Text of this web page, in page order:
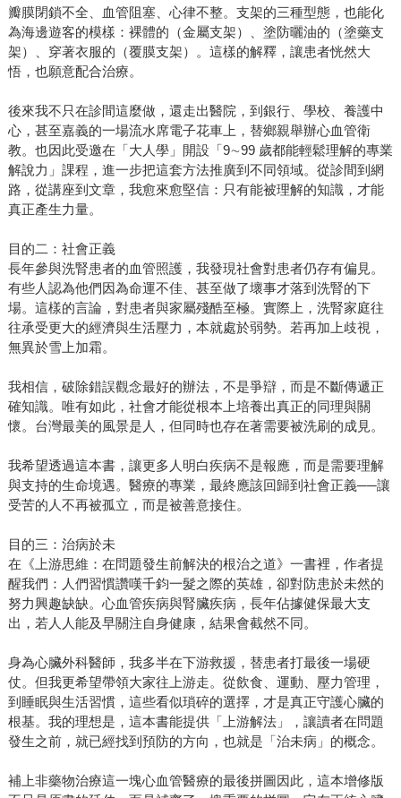
瓣膜閉鎖不全、血管阻塞、心律不整。支架的三種型態，也能化
為海邊遊客的模樣：裸體的（金屬支架）、塗防曬油的（塗藥支
架）、穿著衣服的（覆膜支架）。這樣的解釋，讓患者恍然大
悟，也願意配合治療。
後來我不只在診間這麼做，還走出醫院，到銀行、學校、養護中
心，甚至嘉義的一場流水席電子花車上，替鄉親舉辦心血管衛
教。也因此受邀在「大人學」開設「9∼99 歲都能輕鬆理解的專業
解說力」課程，進一步把這套方法推廣到不同領域。從診間到網
路，從講座到文章，我愈來愈堅信：只有能被理解的知識，才能
真正產生力量。
目的二：社會正義
長年參與洗腎患者的血管照護，我發現社會對患者仍存有偏見。
有些人認為他們因為命運不佳、甚至做了壞事才落到洗腎的下
場。這樣的言論，對患者與家屬殘酷至極。實際上，洗腎家庭往
往承受更大的經濟與生活壓力，本就處於弱勢。若再加上歧視，
無異於雪上加霜。
我相信，破除錯誤觀念最好的辦法，不是爭辯，而是不斷傳遞正
確知識。唯有如此，社會才能從根本上培養出真正的同理與關
懷。台灣最美的風景是人，但同時也存在著需要被洗刷的成見。
我希望透過這本書，讓更多人明白疾病不是報應，而是需要理解
與支持的生命境遇。醫療的專業，最終應該回歸到社會正義──讓
受苦的人不再被孤立，而是被善意接住。
目的三：治病於未
在《上游思維：在問題發生前解決的根治之道》一書裡，作者提
醒我們：人們習慣讚嘆千鈞一髮之際的英雄，卻對防患於未然的
努力興趣缺缺。心血管疾病與腎臟疾病，長年佔據健保最大支
出，若人人能及早關注自身健康，結果會截然不同。
身為心臟外科醫師，我多半在下游救援，替患者打最後一場硬
仗。但我更希望帶領大家往上游走。從飲食、運動、壓力管理，
到睡眠與生活習慣，這些看似瑣碎的選擇，才是真正守護心臟的
根基。我的理想是，這本書能提供「上游解法」，讓讀者在問題
發生之前，就已經找到預防的方向，也就是「治未病」的概念。
補上非藥物治療這一塊心血管醫療的最後拼圖因此，這本增修版